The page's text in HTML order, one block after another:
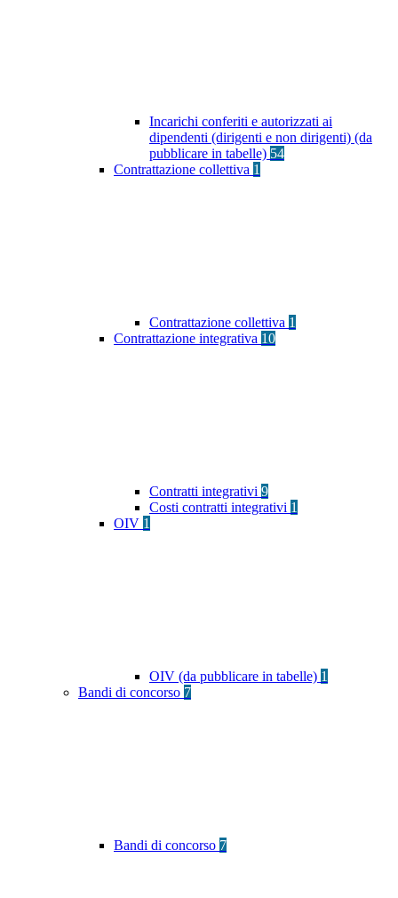
Incarichi conferiti e autorizzati ai
dipendenti (dirigenti e non dirigenti) (da
pubblicare in tabelle) 54
Contrattazione collettiva 1
Contrattazione collettiva 1
Contrattazione integrativa 10
Contratti integrativi 9
Costi contratti integrativi 1
OIV 1
OIV (da pubblicare in tabelle) 1
Bandi di concorso 7
Bandi di concorso 7